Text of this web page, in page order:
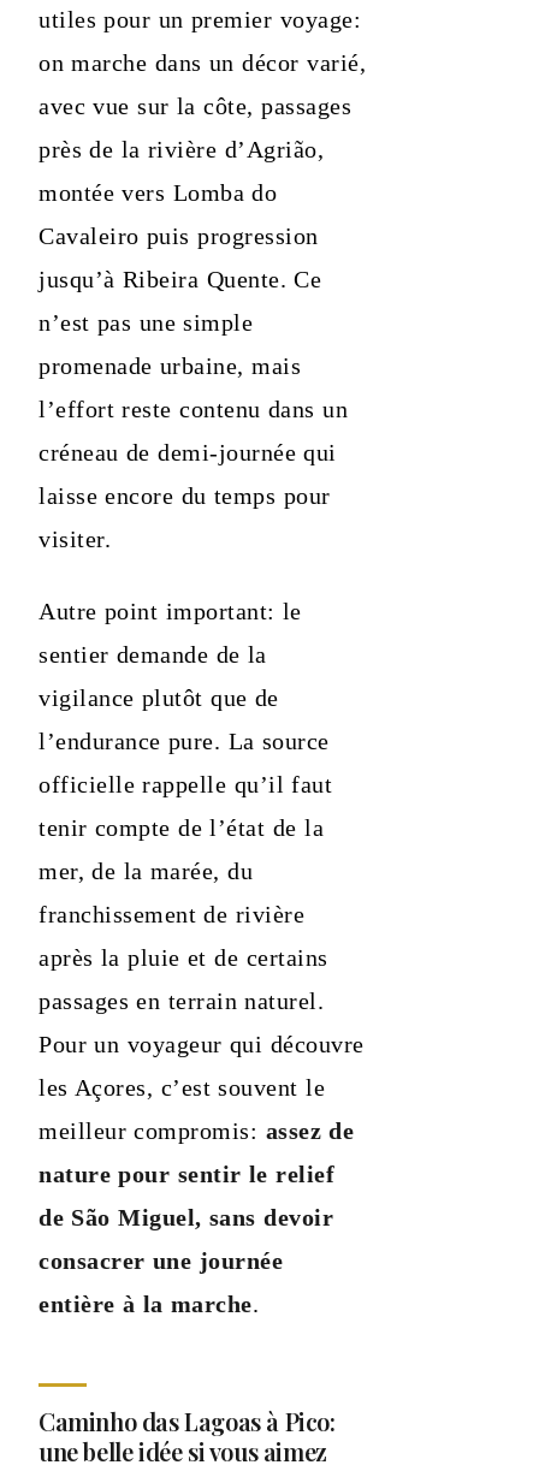
utiles pour un premier voyage:
on marche dans un décor varié,
avec vue sur la côte, passages
près de la rivière d’Agrião,
montée vers Lomba do
Cavaleiro puis progression
jusqu’à Ribeira Quente. Ce
n’est pas une simple
promenade urbaine, mais
l’effort reste contenu dans un
créneau de demi-journée qui
laisse encore du temps pour
visiter.
Autre point important: le
sentier demande de la
vigilance plutôt que de
l’endurance pure. La source
officielle rappelle qu’il faut
tenir compte de l’état de la
mer, de la marée, du
franchissement de rivière
après la pluie et de certains
passages en terrain naturel.
Pour un voyageur qui découvre
les Açores, c’est souvent le
meilleur compromis: assez de
nature pour sentir le relief
de São Miguel, sans devoir
consacrer une journée
entière à la marche.
Caminho das Lagoas à Pico:
une belle idée si vous aimez